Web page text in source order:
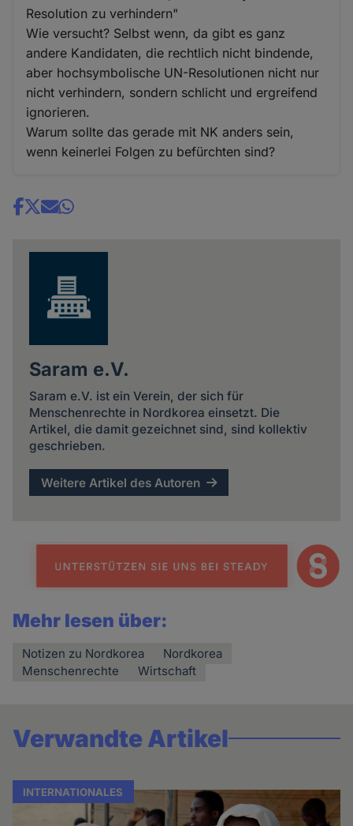
Resolution zu verhindern"
Wie versucht? Selbst wenn, da gibt es ganz
andere Kandidaten, die rechtlich nicht bindende,
aber hochsymbolische UN-Resolutionen nicht nur
nicht verhindern, sondern schlicht und ergreifend
ignorieren.
Warum sollte das gerade mit NK anders sein,
wenn keinerlei Folgen zu befürchten sind?
Share
Saram e.V.
Saram e.V. ist ein Verein, der sich für
Menschenrechte in Nordkorea einsetzt. Die
Artikel, die damit gezeichnet sind, sind kollektiv
geschrieben.
Weitere Artikel des Autoren
Mehr lesen über:
Notizen zu Nordkorea
Nordkorea
Menschenrechte
Wirtschaft
Verwandte Artikel
INTERNATIONALES